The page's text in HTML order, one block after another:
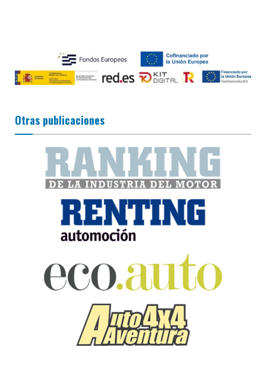
Otras publicaciones